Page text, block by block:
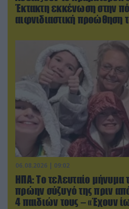
Έκτακτη εκκένωση στην
αιφνιδιαστική
06.08.2026 | 09:02
ΗΠΑ: Το τελευταίο μήνυμα
πρώην σύζυγό της πριν
4 παιδιών τους – «Έχουν